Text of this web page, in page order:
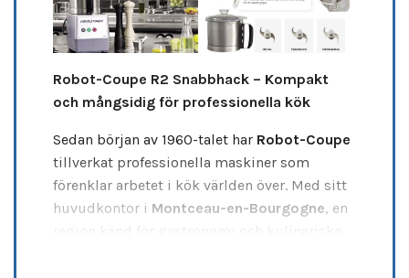
Robot-Coupe R2 Snabbhack – Kompakt
och mångsidig för professionella kök
Sedan början av 1960-talet har Robot-Coupe
tillverkat professionella maskiner som
förenklar arbetet i kök världen över. Med sitt
huvudkontor i Montceau-en-Bourgogne, en
region känd för gastronomi och kulinariska